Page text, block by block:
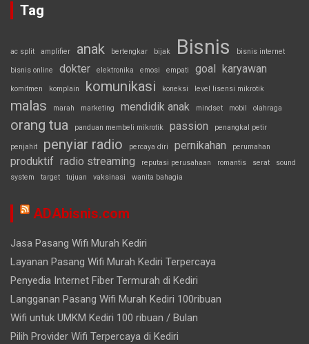
Tag
ac split amplifier anak bertengkar bijak Bisnis bisnis internet
bisnis online dokter elektronika emosi empati goal karyawan
komitmen komplain komunikasi koneksi level lisensi mikrotik
malas marah marketing mendidik anak mindset mobil olahraga
orang tua panduan membeli mikrotik passion penangkal petir
penjahit penyiar radio percaya diri pernikahan perumahan
produktif radio streaming reputasi perusahaan romantis serat
sound
system
target tujuan vaksinasi wanita bahagia
ADAbisnis.com
Jasa Pasang Wifi Murah Kediri
Layanan Pasang Wifi Murah Kediri Terpercaya
Penyedia Internet Fiber Termurah di Kediri
Langganan Pasang Wifi Murah Kediri 100ribuan
Wifi untuk UMKM Kediri 100 ribuan / Bulan
Pilih Provider Wifi Terpercaya di Kediri